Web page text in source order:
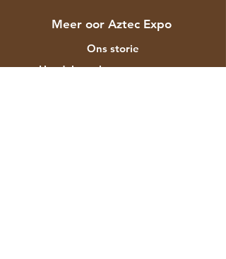
Meer oor Aztec Expo
Ons storie
Handelsmerke en ontwerpers